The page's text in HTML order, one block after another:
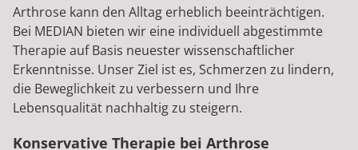
Arthrose kann den Alltag erheblich beeinträchtigen.
Bei MEDIAN bieten wir eine individuell abgestimmte
Therapie auf Basis neuester wissenschaftlicher
Erkenntnisse. Unser Ziel ist es, Schmerzen zu lindern,
die Beweglichkeit zu verbessern und Ihre
Lebensqualität nachhaltig zu steigern.
Konservative Therapie bei Arthrose